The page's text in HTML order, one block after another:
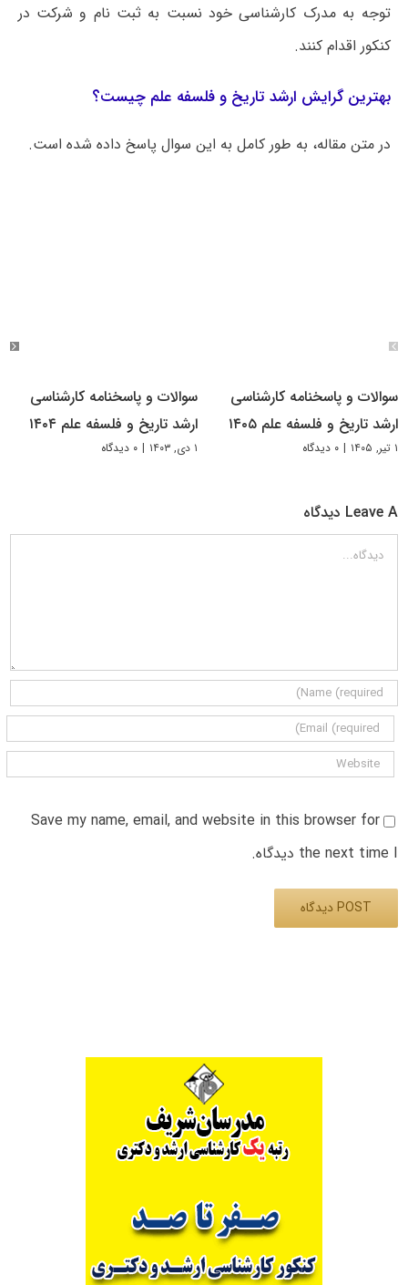
توجه به مدرک کارشناسی خود نسبت به ثبت نام و شرکت در
کنکور اقدام کنند.
بهترین گرایش ارشد تاریخ و فلسفه علم چیست؟
در متن مقاله، به طور کامل به این سوال پاسخ داده شده است.
سوالات و پاسخنامه کارشناسی
ارشد تاریخ و فلسفه علم ۱۴۰۵
۱ تیر, ۱۴۰۵ | ۰ دیدگاه
سوالات و پاسخنامه کارشناسی
ارشد تاریخ و فلسفه علم ۱۴۰۴
۱ دی, ۱۴۰۳ | ۰ دیدگاه
Leave A دیدگاه
دیدگاه
Save my name, email, and website in this browser for
the next time I دیدگاه.